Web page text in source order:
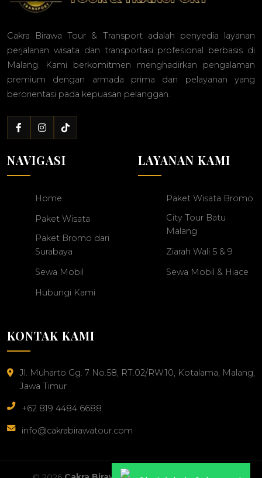
Cakra Birawa Tour & Transport adalah penyedia layanan
perjalanan wisata dan transportasi profesional berbasis di
Malang. Kami berkomitmen menghadirkan pengalaman
premium dengan armada prima dan pelayanan yang
berorientasi pada kepuasan pelanggan.
NAVIGASI
Home
Paket Wisata
Paket Bromo dari
Surabaya
Sewa Mobil
Hubungi Kami
LAYANAN KAMI
Paket Wisata Bromo
City Tour Batu
Malang
Ziarah Wali 5 & 9
Sewa Mobil & Hiace
KONTAK KAMI
Jl. Muharto Gg. 7 No.58, RT.02/RW.10, Kotalama, Malang,
Jawa Timur
+62 819 4484 6688
info@cakrabirawatour.com